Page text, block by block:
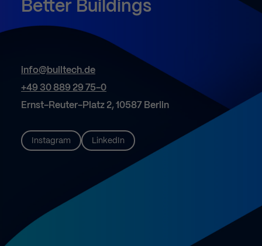
Better Buildings
info@builtech.de
+49 30 889 29 75-0
Ernst-Reuter-Platz 2, 10587 Berlin
Instagram LinkedIn